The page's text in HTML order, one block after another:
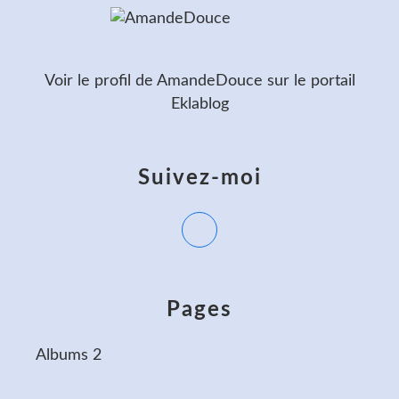
Pages
Albums 2
Suivez-moi
Voir le profil de AmandeDouce sur le portail
Eklablog